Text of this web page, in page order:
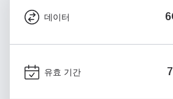
데이터
유효 기간